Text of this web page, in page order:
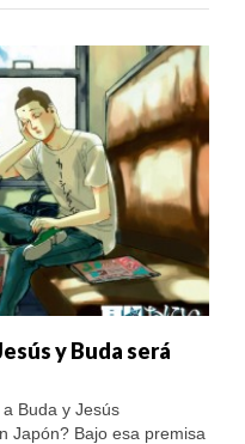
y Buda será
Buda y Jesús
Japón? Bajo esa premisa